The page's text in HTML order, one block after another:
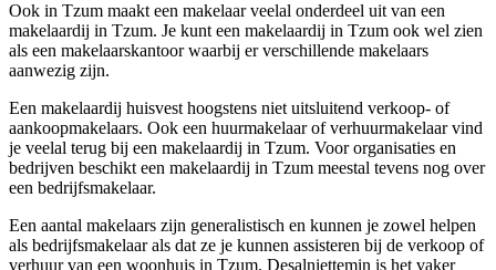
Ook in Tzum maakt een makelaar veelal onderdeel uit van een
makelaardij in Tzum. Je kunt een makelaardij in Tzum ook wel zien
als een makelaarskantoor waarbij er verschillende makelaars
aanwezig zijn.
Een makelaardij huisvest hoogstens niet uitsluitend verkoop- of
aankoopmakelaars. Ook een huurmakelaar of verhuurmakelaar vind
je veelal terug bij een makelaardij in Tzum. Voor organisaties en
bedrijven beschikt een makelaardij in Tzum meestal tevens nog over
een bedrijfsmakelaar.
Een aantal makelaars zijn generalistisch en kunnen je zowel helpen
als bedrijfsmakelaar als dat ze je kunnen assisteren bij de verkoop of
verhuur van een woonhuis in Tzum. Desalniettemin is het vaker